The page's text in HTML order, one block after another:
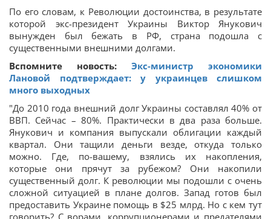
По его словам, к Революции достоинства, в результате
которой экс-президент Украины Виктор Янукович
вынужден был бежать в РФ, страна подошла с
существенными внешними долгами.
Вспомните новость: Экс-министр экономики
Лановой подтверждает: у украинцев слишком
много выходных
"До 2010 года внешний долг Украины составлял 40% от
ВВП. Сейчас – 80%. Практически в два раза больше.
Янукович и компания выпускали облигации каждый
квартал. Они тащили деньги везде, откуда только
можно. Где, по-вашему, взялись их накопления,
которые они прячут за рубежом? Они накопили
существенный долг. К революции мы подошли с очень
сложной ситуацией в плане долгов. Запад готов был
предоставить Украине помощь в $25 млрд. Но с кем тут
говорить? С ворами, коррупционерами и предателями